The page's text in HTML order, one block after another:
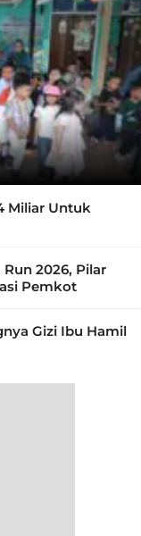
Miliar Untuk
2026, Pilar
Pemkot
Gizi Ibu Hamil